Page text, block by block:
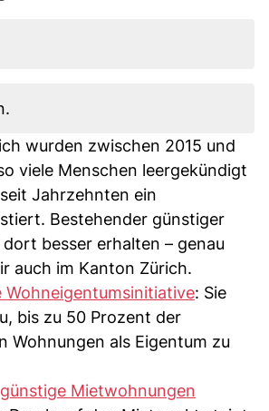
wurden zwischen 2015 und
viele Menschen leergekündigt
Jahrzehnten ein
Bestehender günstiger
besser erhalten – genau
auch im Kanton Zürich.
Wohneigentumsinitiative: Sie
bis zu 50 Prozent der
Wohnungen als Eigentum zu
günstige Mietwohnungen